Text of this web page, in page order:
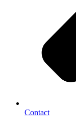
Contact